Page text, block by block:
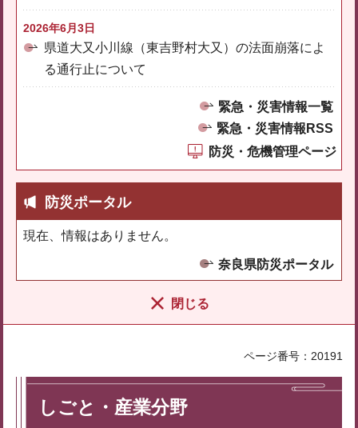
2026年6月3日
県道大又小川線（東吉野村大又）の法面崩落によ
る通行止について
緊急・災害情報一覧
緊急・災害情報RSS
防災・危機管理ページ
防災ポータル
現在、情報はありません。
奈良県防災ポータル
閉じる
ページ番号：20191
しごと・産業分野